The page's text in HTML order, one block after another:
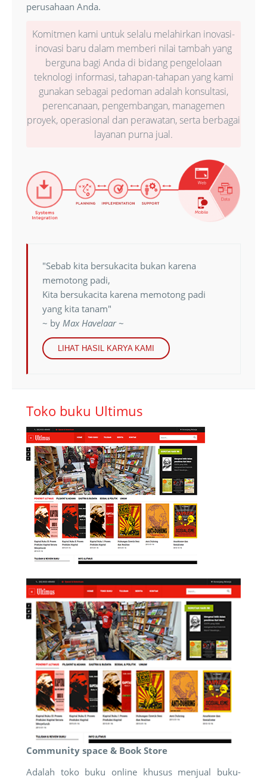
perusahaan Anda.
Komitmen kami untuk selalu melahirkan inovasi-
inovasi baru dalam memberi nilai tambah yang
berguna bagi Anda di bidang pengelolaan
teknologi informasi, tahapan-tahapan yang kami
gunakan sebagai pedoman adalah konsultasi,
perencanaan, pengembangan, managemen
proyek, operasional dan perawatan, serta berbagai
layanan purna jual.
"Sebab kita bersukacita bukan karena
memotong padi,
Kita bersukacita karena memotong padi
yang kita tanam"
~ by Max Havelaar~
LIHAT HASIL KARYA KAMI
Toko buku Ultimus
Community space & Book Store
Adalah toko buku online khusus menjual buku-